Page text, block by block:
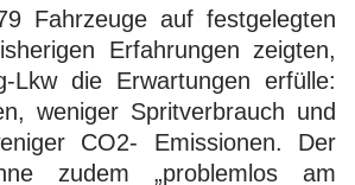
Fahrzeuge auf festgelegten
Erfahrungen zeigten,
Lkw die Erwartungen erfülle:
weniger Spritverbrauch und
CO2- Emissionen. Der
zudem „problemlos am